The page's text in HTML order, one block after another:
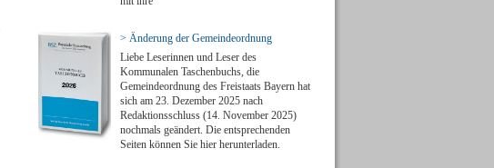
> Änderung der Gemeindeordnung
Liebe Leserinnen und Leser des
Kommunalen Taschenbuchs, die
Gemeindeordnung des Freistaats Bayern hat
sich am 23. Dezember 2025 nach
Redaktionsschluss (14. November 2025)
nochmals geändert. Die entsprechenden
Seiten können Sie hier herunterladen.